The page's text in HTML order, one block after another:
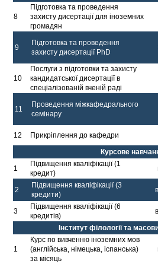
8
Підготовка та проведення
захисту дисертації для іноземних
громадян
9
Підготовка та проведення
захисту дисертації PhD
10
Послуги з підготовки та захисту
кандидатської дисертації в
спеціалізованій вченій раді
11
Проведення міжкафедрального
семінару
12
Прикріплення до кафедри
Курсове
1
Підвищення кваліфікації (1
кредит)
2
Підвищення кваліфікації (3
кредити)
3
Підвищення кваліфікації (6
кредитів)
Інститут філології та
1
Курс по вивченню іноземних мов
(англійська, німецька, іспанська)
за місяць